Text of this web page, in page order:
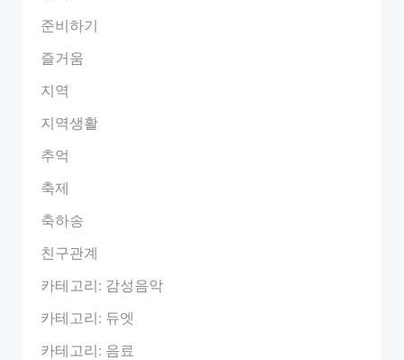
준비하기
즐거움
지역
지역생활
추억
축제
축하송
친구관계
카테고리: 감성음악
카테고리: 듀엣
카테고리: 음료